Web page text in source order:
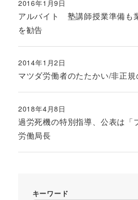
アルバイト 塾講師授業準備
を勧告
投稿日
2016年1月9日
マツダ労働者のたたかい/非正
投稿日
2014年1月2日
過労死機の特別指導、公表は
労働局長
投稿日
2018年4月8日
キーワード